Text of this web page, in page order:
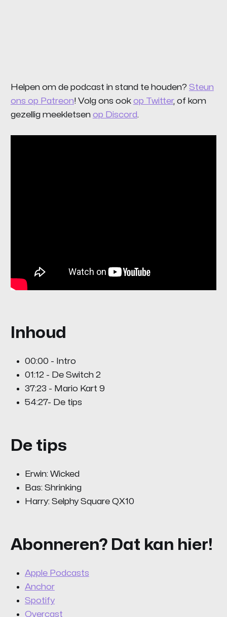
Helpen om de podcast in stand te houden? Steun
ons op Patreon! Volg ons ook op Twitter, of kom
gezellig meekletsen op Discord.
Inhoud
00:00 - Intro
01:12 - De Switch 2
37:23 - Mario Kart 9
54:27- De tips
De tips
Erwin: Wicked
Bas: Shrinking
Harry: Selphy Square QX10
Abonneren? Dat kan hier!
Apple Podcasts
Anchor
Spotify
Overcast